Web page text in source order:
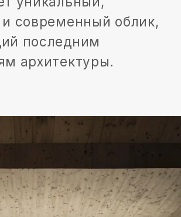
проектов -
наших
а не показатель